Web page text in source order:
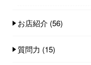
お店紹介 (56)
質問力 (15)